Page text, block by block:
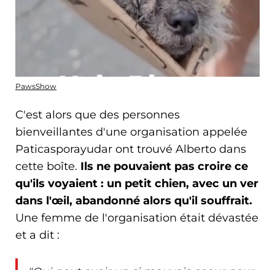
PawsShow
C'est alors que des personnes
bienveillantes d'une organisation appelée
Paticasporayudar ont trouvé Alberto dans
cette boîte. Ils ne pouvaient pas croire ce
qu'ils voyaient : un petit chien, avec un ver
dans l'œil, abandonné alors qu'il souffrait.
Une femme de l'organisation était dévastée
et a dit :